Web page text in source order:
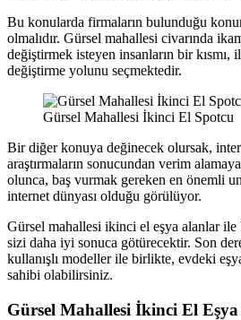
Bu konularda firmaların bulunduğu
olmalıdır. Gürsel mahallesi civarında
değiştirmek isteyen insanların bir kısmı,
değiştirme yolunu seçmektedir.
Gürsel Mahallesi İkinci El Spotcu
Bir diğer konuya değinecek olursak,
araştırmaların sonucundan verim
olunca, baş vurmak gereken en önemli
internet dünyası olduğu görülüyor.
Gürsel mahallesi ikinci el eşya alanlar ile
sizi daha iyi sonuca götürecektir. Son
kullanışlı modeller ile birlikte, evdeki
sahibi olabilirsiniz.
Gürsel Mahallesi İkinci El Eşya